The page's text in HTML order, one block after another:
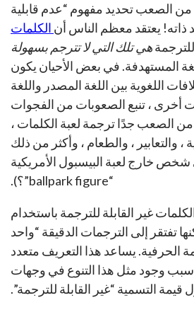
من الصعب تحديد مفهوم “عدم قابلية
ذاته! يعتقد معظم الناس أن الكلمات
هي تلك التي لا تترجم بسهولة
المستهدفة. في بعض الأحيان يكون
اللغوية بين اللغة المصدر واللغة
أخرى ، تنبع الصعوبات من الفجوات
من الصعب جدًا ترجمة لعبة الكلمات ،
والتعابير ، والطعام ، وأكثر من ذلك
خارج لعبة البيسبول الأمريكية
“ballpark figure”؟).
غير القابلة للترجمة باستخدام
تفتقر إلى الترجمات الدقيقة “واحد
الحرفية. يساعد هذا التعريف متعدد
وجود مثل هذا التنوع في وجهات
قيمة التسمية “غير القابلة للترجمة”.